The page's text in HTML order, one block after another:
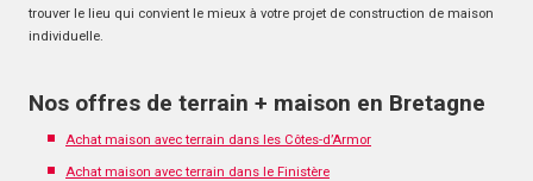
trouver le lieu qui convient le mieux à votre projet de construction de maison
individuelle.
Nos offres de terrain + maison en Bretagne
Achat maison avec terrain dans les Côtes-d’Armor
Achat maison avec terrain dans le Finistère